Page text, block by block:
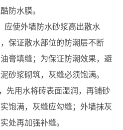
防水膜。
应使外墙防水砂浆高出散水
保证散水部位的防潮层不断
膏填缝；为保证防潮效果，避
砂浆砌筑，灰缝必须饱满。
先用水将砖表面湿润，再铺砂
饱满，灰缝应勾缝；外墙抹灰
处再加强补缝。